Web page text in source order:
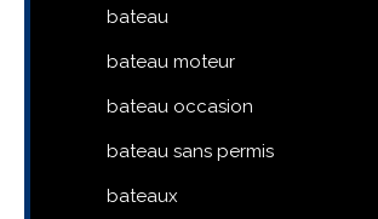
bateau
bateau moteur
bateau occasion
bateau sans permis
bateaux